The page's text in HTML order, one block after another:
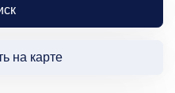
на карте